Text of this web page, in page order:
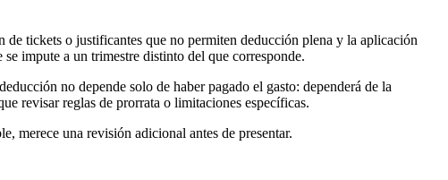
tickets o justificantes que no permiten deducción plena y la aplicación
se impute a un trimestre distinto del que corresponde.
no depende solo de haber pagado el gasto: dependerá de la
revisar reglas de prorrata o limitaciones específicas.
merece una revisión adicional antes de presentar.